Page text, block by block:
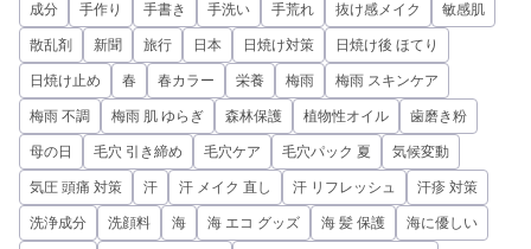
成分 手作り 手書き 手洗い 手荒れ 抜け感メイク 敏感肌
散乱剤 新聞 旅行 日本 日焼け対策 日焼け後 ほてり
日焼け止め 春 春カラー 栄養 梅雨 梅雨 スキンケア
梅雨 不調 梅雨 肌 ゆらぎ 森林保護 植物性オイル 歯磨き粉
母の日 毛穴 引き締め 毛穴ケア 毛穴パック 夏 気候変動
気圧 頭痛 対策 汗 汗 メイク 直し 汗 リフレッシュ 汗疹 対策
洗浄成分 洗顔料 海 海 エコ グッズ 海 髪 保護 海に優しい